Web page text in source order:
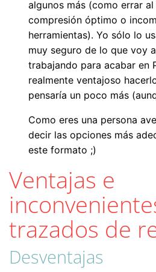
algunos más (como errar
compresión óptimo o
herramientas). Yo sólo lo
muy seguro de lo que voy
trabajando para acabar en
realmente ventajoso
pensaría un poco más
Como eres una persona
decir las opciones más
este formato ;)
Ventajas e
trazados de
Desventajas